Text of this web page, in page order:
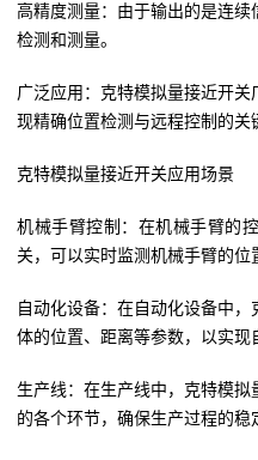
高精度测量：由于输出的是连
检测和测量。
广泛应用：克特模拟量接近开
现精确位置检测与远程控制的关
克特模拟量接近开关应用场景
机械手臂控制：在机械手臂的
关，可以实时监测机械手臂的位
自动化设备：在自动化设备中
体的位置、距离等参数，以实现
生产线：在生产线中，克特模
的各个环节，确保生产过程的稳